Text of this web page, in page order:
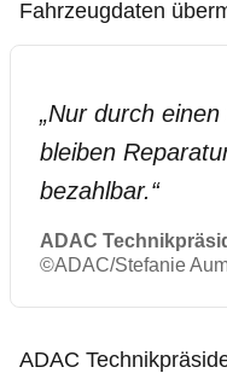
Fahrzeugdaten
„Nur durch
bleiben
bezahlbar.“
ADAC
©ADAC/Stefanie
ADAC